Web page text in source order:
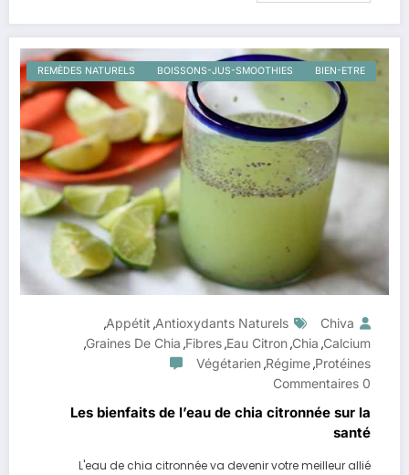
BIEN-ETRE
BOISSONS-JUS-SMOOTHIES
REMÈDES NATURELS
Chiva
Antioxydants Naturels
,
Appétit
,
Calcium
,
Chia
,
Eau Citron
,
Fibres
,
Graines De Chia
,
Protéines
,
Régime
,
Végétarien
0 Commentaires
Les bienfaits de l’eau de chia citronnée sur la
santé
L'eau de chia citronnée va devenir votre meilleur allié